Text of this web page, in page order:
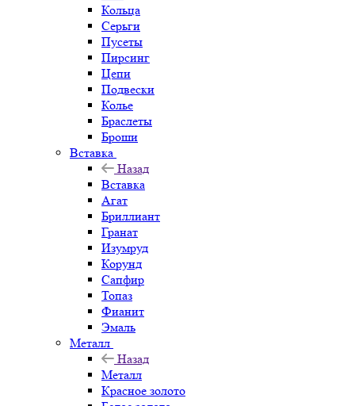
Кольца
Серьги
Пусеты
Пирсинг
Цепи
Подвески
Колье
Браслеты
Броши
Вставка
Назад
Вставка
Агат
Бриллиант
Гранат
Изумруд
Корунд
Сапфир
Топаз
Фианит
Эмаль
Металл
Назад
Металл
Красное золото